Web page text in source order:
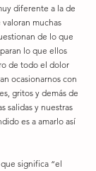
diferente a la de
muchas
de lo que
lo que ellos
de todo el dolor
ocasionarnos con
gritos y demás de
salidas y nuestras
es a amarlo así
significa “el